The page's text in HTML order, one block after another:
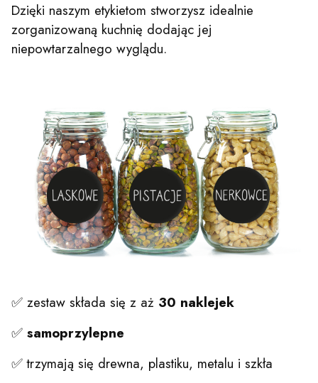
Dzięki naszym etykietom stworzysz idealnie
zorganizowaną kuchnię dodając jej
niepowtarzalnego wyglądu.
✅ zestaw składa się z aż 30 naklejek
✅ samoprzylepne
✅ trzymają się drewna, plastiku, metalu i szkła